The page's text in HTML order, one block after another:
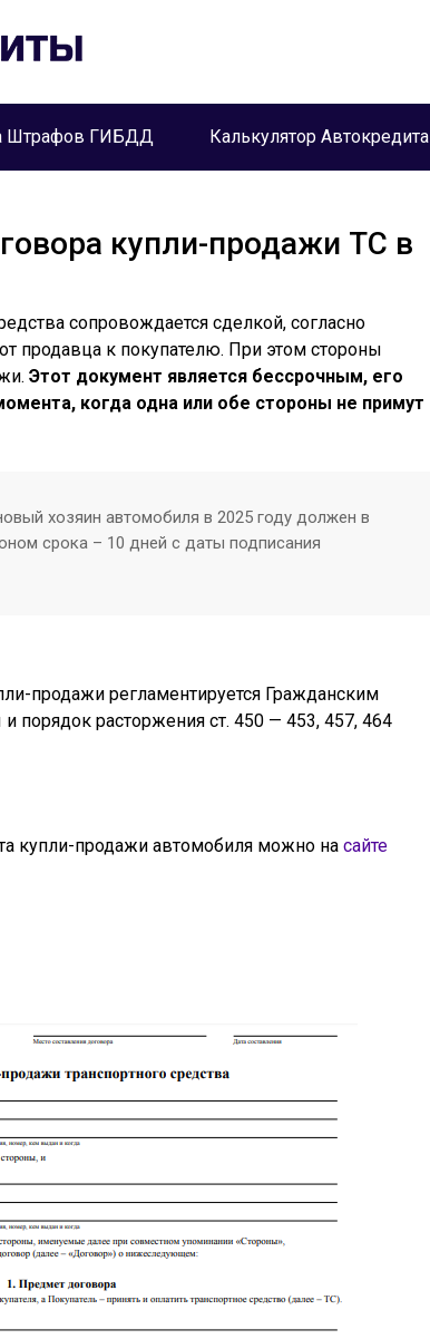
Штрафов ГИБДД Калькулятор Автокредита
купли-продажи ТС в
сопровождается сделкой, согласно
продавца к покупателю. При этом стороны
Этот документ является бессрочным, его
когда одна или обе стороны не примут
хозяин автомобиля в 2025 году должен в
срока – 10 дней с даты подписания
продажи регламентируется Гражданским
порядок расторжения ст. 450 — 453, 457, 464
купли-продажи автомобиля можно на сайте